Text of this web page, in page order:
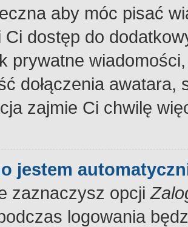
aby móc pisać
Ci dostęp do
prywatne
dołączenia
zajmie Ci chwilę
jestem
zaznaczysz opcji
logowania